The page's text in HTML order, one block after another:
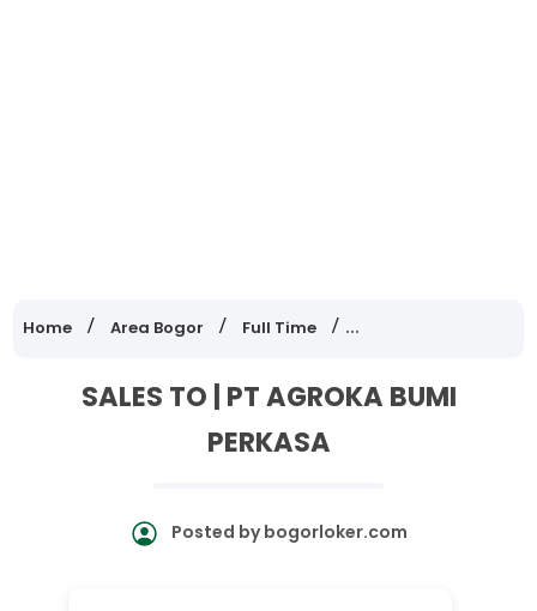
Home Area Bogor Full Time Lowongan Kerja
SALES TO | PT AGROKA BUMI
PERKASA
Posted bybogorloker.com